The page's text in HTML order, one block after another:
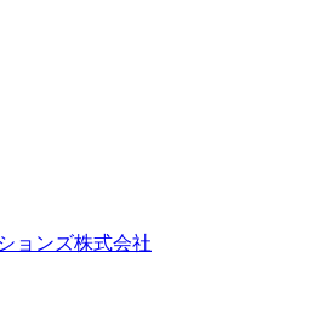
ョンズ株式会社